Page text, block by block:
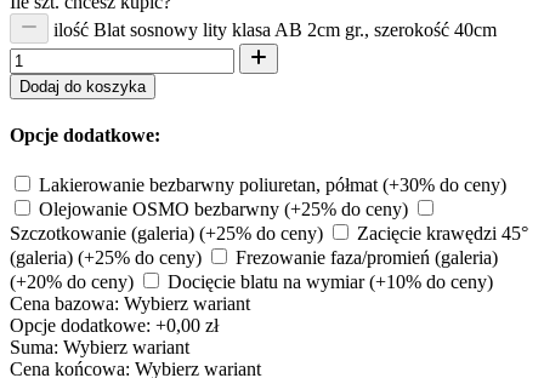
ilość Blat sosnowy lity klasa AB 2cm gr., szerokość 40cm
Dodaj do koszyka
Opcje dodatkowe:
Lakierowanie bezbarwny poliuretan, półmat(+30% do ceny)
Olejowanie OSMO bezbarwny (+25% do ceny)
Szczotkowanie (galeria) (+25% do ceny)
Zacięcie krawędzi 45°
(galeria) (+25% do ceny)
Frezowanie faza/promień (galeria)
(+20% do ceny)
Docięcie blatu na wymiar(+10% do ceny)
Cena bazowa: Wybierz wariant
Opcje dodatkowe: +0,00 zł
Suma: Wybierz wariant
Cena końcowa: Wybierz wariant